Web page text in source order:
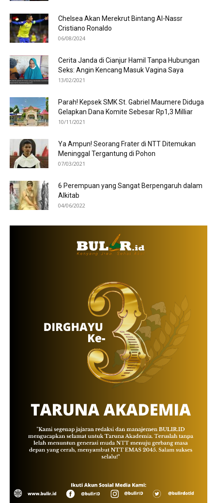
Chelsea Akan Merekrut Bintang Al-Nassr
Cristiano Ronaldo
06/08/2024
Cerita Janda di Cianjur Hamil Tanpa Hubungan
Seks: Angin Kencang Masuk Vagina Saya
13/02/2021
Parah! Kepsek SMK St. Gabriel Maumere Diduga
Gelapkan Dana Komite Sebesar Rp1,3 Milliar
10/11/2021
Ya Ampun! Seorang Frater di NTT Ditemukan
Meninggal Tergantung di Pohon
07/03/2021
6 Perempuan yang Sangat Berpengaruh dalam
Alkitab
04/06/2022